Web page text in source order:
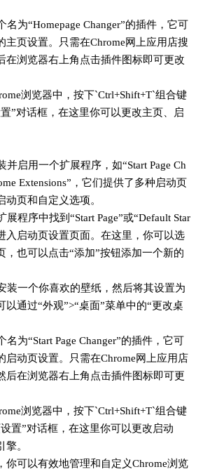
名为“Homepage Changer”的插件，它可
主页设置。只需在Chrome网上应用店搜
在浏览器右上角点击插件图标即可更改
浏览器中，按下`Ctrl+Shift+T`组合键
”对话框，在这里你可以更改主页、启
并启用一个扩展程序，如“Start Page Ch
Extensions”，它们提供了多种启动页
页和自定义选项。
程序中找到“Start Page”或“Default Star
入启动页设置页面。在这里，你可以选
，也可以点击“添加”按钮添加一个新的
装一个你喜欢的壁纸，然后将其设置为
以通过“外观”>“桌面”菜单中的“更改桌
为“Start Page Changer”的插件，它可
启动页设置。只需在Chrome网上应用店
后在浏览器右上角点击插件图标即可更
浏览器中，按下`Ctrl+Shift+T`组合键
置”对话框，在这里你可以更改启动
。
你可以有效地管理和自定义Chrome浏览